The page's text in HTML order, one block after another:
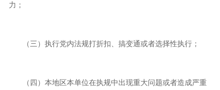
力；
（三）执行党内法规打折扣、搞变通或者选择性执行；
（四）本地区本单位在执规中出现重大问题或者造成严重